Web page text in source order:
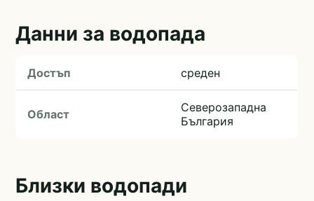
Данни за водопада
Достъп среден
Област
Северозападна
България
Близки водопади